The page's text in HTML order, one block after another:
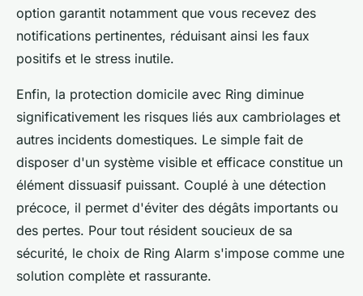
option garantit notamment que vous recevez des
notifications pertinentes, réduisant ainsi les faux
positifs et le stress inutile.
Enfin, la protection domicile avec Ring diminue
significativement les risques liés aux cambriolages et
autres incidents domestiques. Le simple fait de
disposer d'un système visible et efficace constitue un
élément dissuasif puissant. Couplé à une détection
précoce, il permet d'éviter des dégâts importants ou
des pertes. Pour tout résident soucieux de sa
sécurité, le choix de Ring Alarm s'impose comme une
solution complète et rassurante.